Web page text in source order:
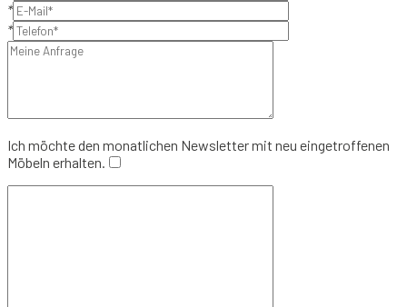
*
*
Ich möchte den monatlichen Newsletter mit neu eingetroffenen
Möbeln erhalten.